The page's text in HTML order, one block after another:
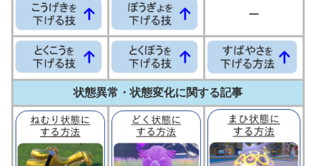
ー
状態異常・状態変化に関する記事